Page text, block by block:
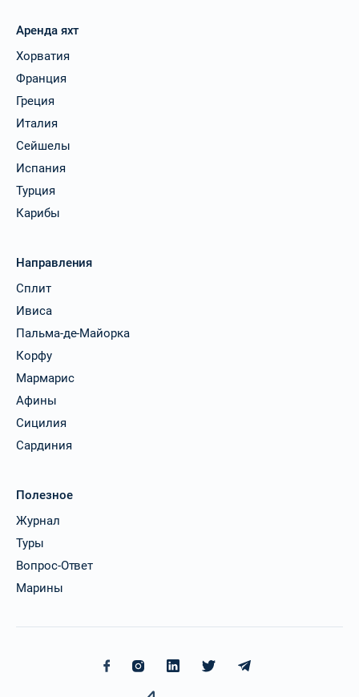
Аренда яхт
Хорватия
Франция
Греция
Италия
Сейшелы
Испания
Турция
Карибы
Направления
Сплит
Ивиса
Пальма-де-Майорка
Корфу
Мармарис
Афины
Сицилия
Сардиния
Полезное
Журнал
Туры
Вопрос-Ответ
Марины